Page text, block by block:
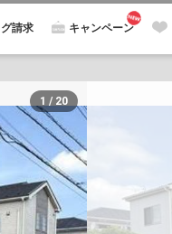
請求 キャンペーン
1 / 20